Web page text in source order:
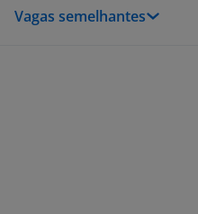
Vagas semelhantes